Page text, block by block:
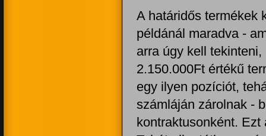
A határidős termékek
példánál maradva -
arra úgy kell
2.150.000Ft értékű
egy ilyen pozíciót,
számláján zárolnak -
kontraktusonként.